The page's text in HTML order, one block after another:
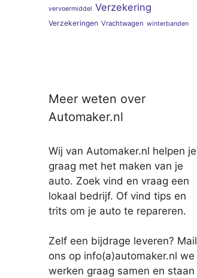
vervoermiddel Verzekering
Verzekeringen Vrachtwagen winterbanden
Meer weten over
Automaker.nl
Wij van Automaker.nl helpen je
graag met het maken van je
auto. Zoek vind en vraag een
lokaal bedrijf. Of vind tips en
trits om je auto te repareren.
Zelf een bijdrage leveren? Mail
ons op info(a)automaker.nl we
werken graag samen en staan